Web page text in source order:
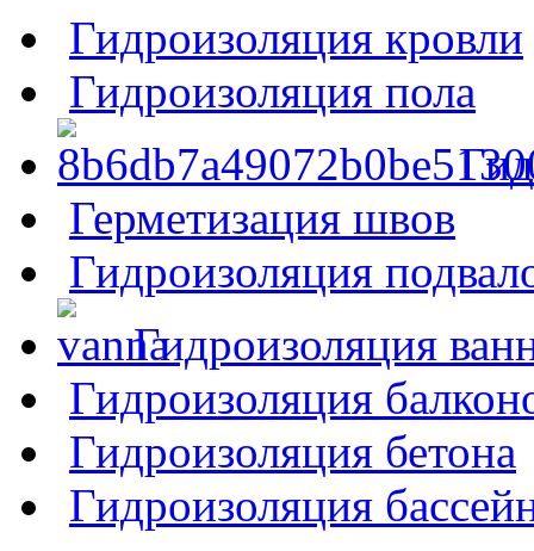
Гидроизоляция кровли
Гидроизоляция пола
Герметизация швов
Гидроизоляция
Гидроизоляция
Гидроизоляция
Гидроизоляция бетона
Гидроизоляция